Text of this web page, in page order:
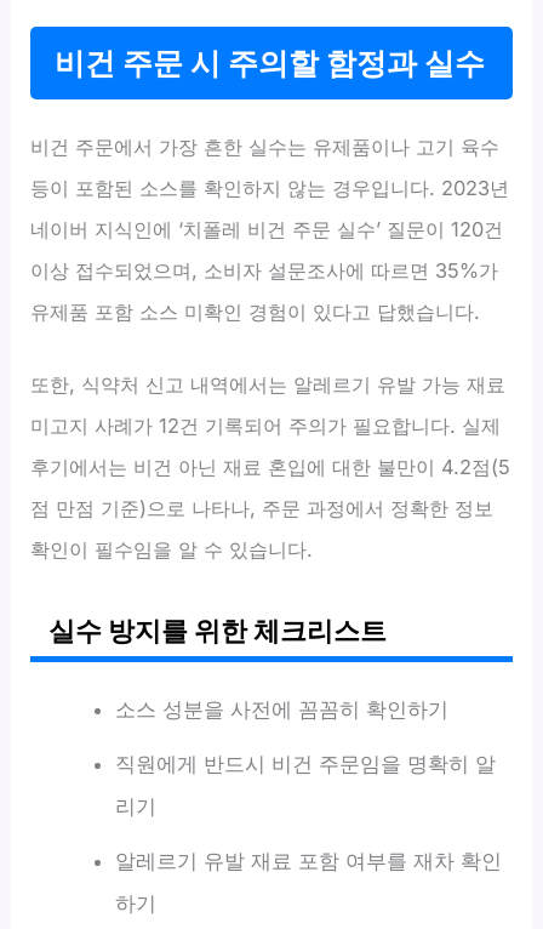
비건 주문 시 주의할 함정과 실수
비건 주문에서 가장 흔한 실수는 유제품이나 고기 육수
등이 포함된 소스를 확인하지 않는 경우입니다. 2023년
네이버 지식인에 ‘치폴레 비건 주문 실수’ 질문이 120건
이상 접수되었으며, 소비자 설문조사에 따르면 35%가
유제품 포함 소스 미확인 경험이 있다고 답했습니다.
또한, 식약처 신고 내역에서는 알레르기 유발 가능 재료
미고지 사례가 12건 기록되어 주의가 필요합니다. 실제
후기에서는 비건 아닌 재료 혼입에 대한 불만이 4.2점(5
점 만점 기준)으로 나타나, 주문 과정에서 정확한 정보
확인이 필수임을 알 수 있습니다.
실수 방지를 위한 체크리스트
소스 성분을 사전에 꼼꼼히 확인하기
직원에게 반드시 비건 주문임을 명확히 알
리기
알레르기 유발 재료 포함 여부를 재차 확인
하기